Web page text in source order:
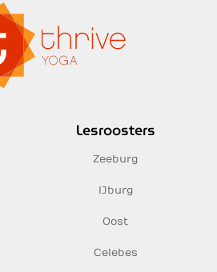
Lesroosters
Zeeburg
IJburg
Oost
Celebes